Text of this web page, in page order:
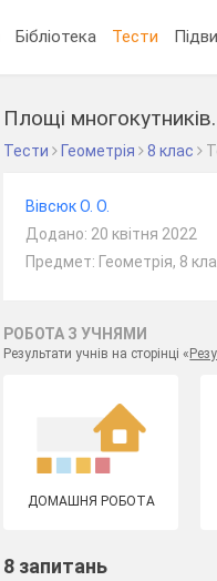
Бібліотека Тести
Площі многокутників.
Тести Геометрія 8 клас
Вівсюк О. О.
Додано: 20 квітня 2022
Предмет: Геометрія, 8
РОБОТА З УЧНЯМИ
Результати учнів на сторінці «
ДОМАШНЯ РОБОТА
8 запитань